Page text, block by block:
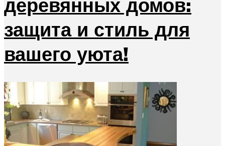
деревянных домов:
защита и стиль для
вашего уюта!